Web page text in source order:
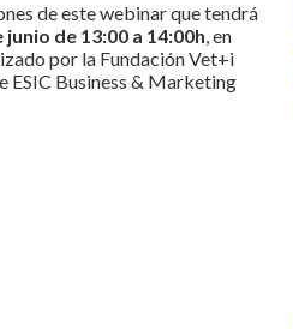
de este webinar que tendr
de 13:00 a 14:00h, en
por la Fundación Vet+i
ESIC Business & Marketing